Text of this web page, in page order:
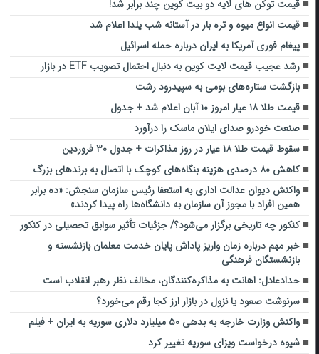
قیمت توکن های لایه دو بیت کوین چند برابر شد!
قیمت انواع میوه و تره بار در آستانه شب یلدا اعلام شد
پیغام فوری آمریکا به ایران درباره حمله اسرائیل
رشد عجیب قیمت لایت کوین به دنبال احتمال تصویب ETF در بازار
بازگشت ستاره‌های بومی به سپیدرود رشت
قیمت طلا ۱۸ عیار امروز ۱۰ آبان اعلام شد + جدول
صنعت خودرو صدای ایلان ماسک را درآورد
سقوط قیمت طلا ۱۸ عیار در روز مذاکرات + جدول ۳۰ فروردین
کاهش ۸۰ درصدی هزینه بنگاه‌های کوچک با اتصال به برندهای بزرگ
واکنش دیوان عدالت اداری به استعفا رئیس سازمان سنجش: «ده برابر
همین افراد با مجوز آن سازمان به دانشگاه‌ها راه پیدا کردند»
کنکور چه تاریخی برگزار می‌شود؟/ جزئیات تأثیر سوابق تحصیلی در کنکور
خبر مهم درباره زمان واریز پاداش پایان خدمت معلمان بازنشسته و
بازنشستگان فرهنگی
حدادعادل: اهانت به مذاکره‌کنندگان، مخالف نظر رهبر انقلاب است
سرنوشت صعود یا نزول در بازار ارز کجا رقم می‌خورد؟
واکنش وزارت خارجه به بدهی ۵۰ میلیارد دلاری سوریه به ایران + فیلم
شیوه درخواست ویزای سوریه تغییر کرد